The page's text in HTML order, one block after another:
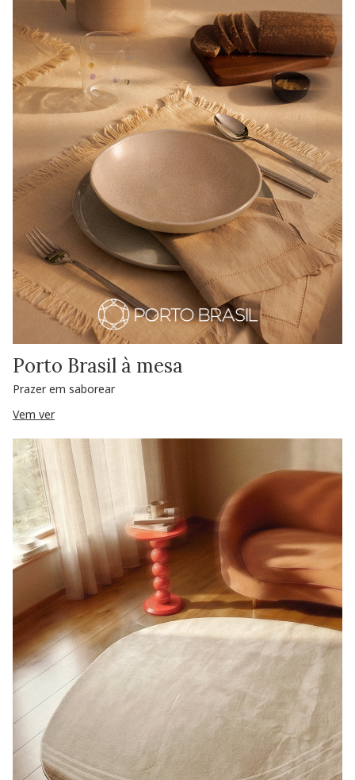
Porto Brasil à mesa
Prazer em saborear
Vem ver